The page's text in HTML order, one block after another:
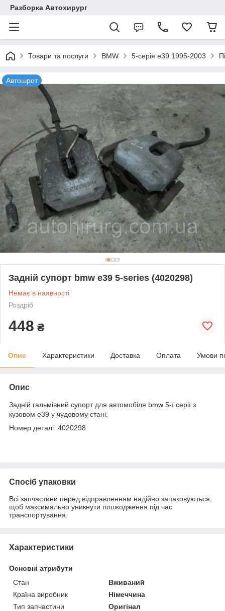
Разборка Автохирург
Товари та послуги BMW 5-серія e39 1995-2003
Автошрот
Задній супорт bmw e39 5-series (4020298)
Немає в наявності
Роздріб
448 ₴
Опис Характеристики Доставка Оплата Умови
Опис
Задній гальмівний супорт для автомобіля bmw 5-ї серії з
кузовом e39 у чудовому стані.
Номер деталі: 4020298
Спосіб упаковки
Всі запчастини перед відправленням надійно запаковуються,
щоб максимально уникнути пошкодження під час
транспортування.
Характеристики
Основні атрибути
Стан
Вживаний
Країна виробник
Німеччина
Тип запчастини
Оригінал